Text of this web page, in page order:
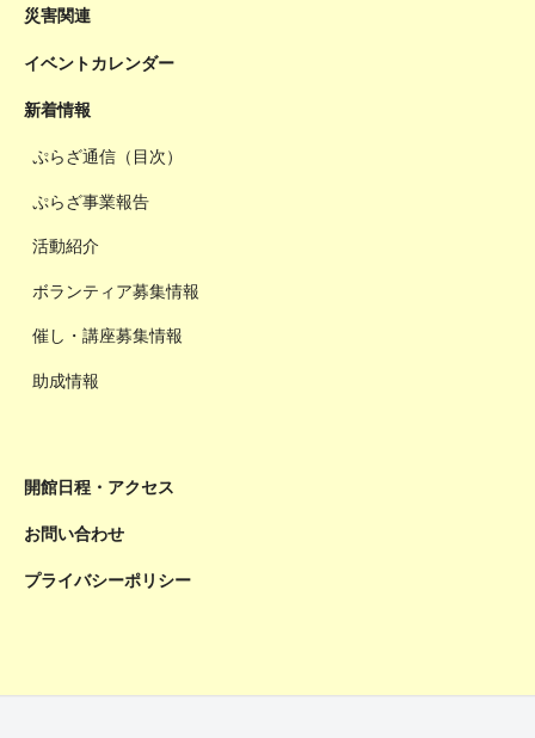
災害関連
イベントカレンダー
新着情報
ぷらざ通信（目次）
ぷらざ事業報告
活動紹介
ボランティア募集情報
催し・講座募集情報
助成情報
開館日程・アクセス
お問い合わせ
プライバシーポリシー